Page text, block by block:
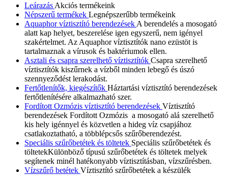
Leárazás Akciós termékeink
Népszerű termékek Legnépszerűbb termékeink
Aquaphor víztisztító berendezések A berendelés a mosogató
alatt kap helyet, beszerelése igen egyszerű, nem igényel
szakértelmet. Az Aquaphor víztisztítók nano ezüstöt is
tartalmaznak a vírusok és baktériumok ellen.
Asztali és csapra szerelhető víztisztítók Csapra szerelhető
víztisztítók kiszűrnek a vízből minden lebegő és úszó
szennyeződést lerakodást.
Fertőtlenítők, kiegészítők Háztartási víztisztító berendezések
fertőtlenítésére alkalmazható szer.
Fordított Ozmózis víztisztító berendezések Víztisztító
berendezések Fordított Ozmózis a mosogató alá szerelhető
kis hely igénnyel és közvetlen a hideg víz csapjához
csatlakoztatható, a többlépcsős szűrőberendezést.
Speciális szűrőbetétek és töltetek Speciális szűrőbetétek és
töltetekKülönböző típusú szűrőbetétek és töltetek melyek
segítenek minél hatékonyabb víztisztításban, vízszűrésben.
Vízszűrő betétek Víztisztító szűrőbetétek a készülék